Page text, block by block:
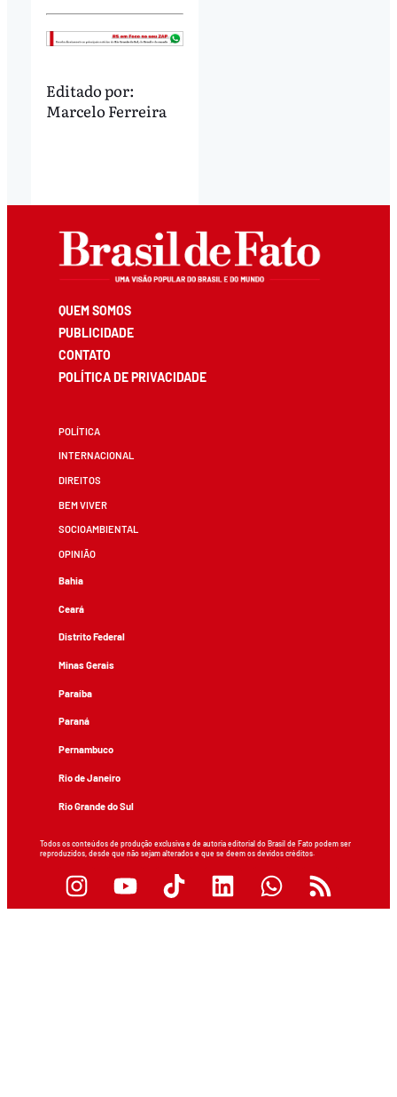
Editado por:
Marcelo Ferreira
QUEM SOMOS
PUBLICIDADE
CONTATO
POLÍTICA DE PRIVACIDADE
POLÍTICA
INTERNACIONAL
DIREITOS
BEM VIVER
SOCIOAMBIENTAL
OPINIÃO
Bahia
Ceará
Distrito Federal
Minas Gerais
Paraíba
Paraná
Pernambuco
Rio de Janeiro
Rio Grande do Sul
Todos os conteúdos de produção exclusiva e de autoria editorial do Brasil de Fato podem ser
reproduzidos, desde que não sejam alterados e que se deem os devidos créditos.